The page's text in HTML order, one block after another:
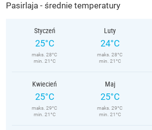
Pasirlaja - średnie temperatury
Styczeń
25°C
maks. 28°C
min. 21°C
Luty
24°C
maks. 28°C
min. 21°C
Kwiecień
25°C
maks. 29°C
min. 21°C
Maj
25°C
maks. 29°C
min. 21°C